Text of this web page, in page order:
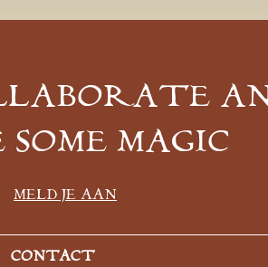
MAGIC
MELD JE AAN
CONTACT